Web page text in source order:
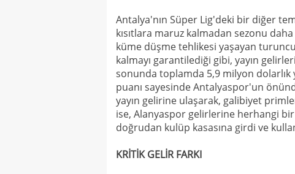
Antalya'nın Süper Lig'deki bir diğer
kısıtlara maruz kalmadan sezonu
küme düşme tehlikesi yaşayan
kalmayı garantilediği gibi, yayın
sonunda toplamda 5,9 milyon
puanı sayesinde Antalyaspor'un
yayın gelirine ulaşarak, galibiyet
ise, Alanyaspor gelirlerine herhangi
doğrudan kulüp kasasına girdi ve
KRİTİK GELİR FARKI